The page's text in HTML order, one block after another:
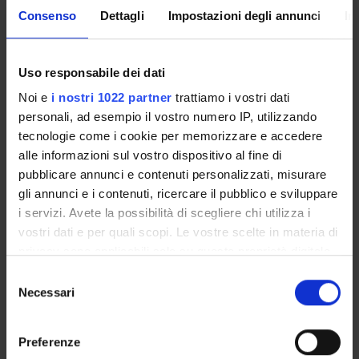
Consenso Dettagli Impostazioni degli annunci
Uso responsabile dei dati
Noi e i nostri 1022 partner trattiamo i vostri dati
personali, ad esempio il vostro numero IP, utilizzando
tecnologie come i cookie per memorizzare e accedere
alle informazioni sul vostro dispositivo al fine di
pubblicare annunci e contenuti personalizzati, misurare
gli annunci e i contenuti, ricercare il pubblico e sviluppare
i servizi. Avete la possibilità di scegliere chi utilizza i
vostri dati e per quali scopi. Le vostre scelte in materia di
modificare o revocare il proprio consenso in qualsiasi
momento dalla Dichiarazione sui cookie o facendo clic
delNecessari
Preferenze
ATTIVITÀ DI
NEWS
Premi alla Didattica – A.A. 2024/2025
Lo storytelling emotivo prevale sui dati. La ricerca del
Dipartimento di Scienze economiche citata dal quotidiano